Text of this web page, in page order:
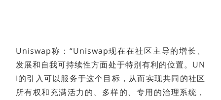
Uniswap称：“Uniswap现在在社区主导的增长、
发展和自我可持续性方面处于特别有利的位置。UN
I的引入可以服务于这个目标，从而实现共同的社区
所有权和充满活力的、多样的、专用的治理系统，